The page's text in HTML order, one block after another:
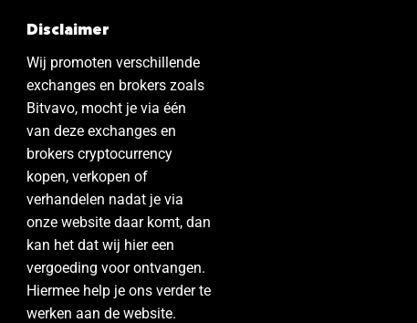
Disclaimer
Wij promoten verschillende
exchanges en brokers zoals
Bitvavo, mocht je via één
van deze exchanges en
brokers cryptocurrency
kopen, verkopen of
verhandelen nadat je via
onze website daar komt, dan
kan het dat wij hier een
vergoeding voor ontvangen.
Hiermee help je ons verder te
werken aan de website.